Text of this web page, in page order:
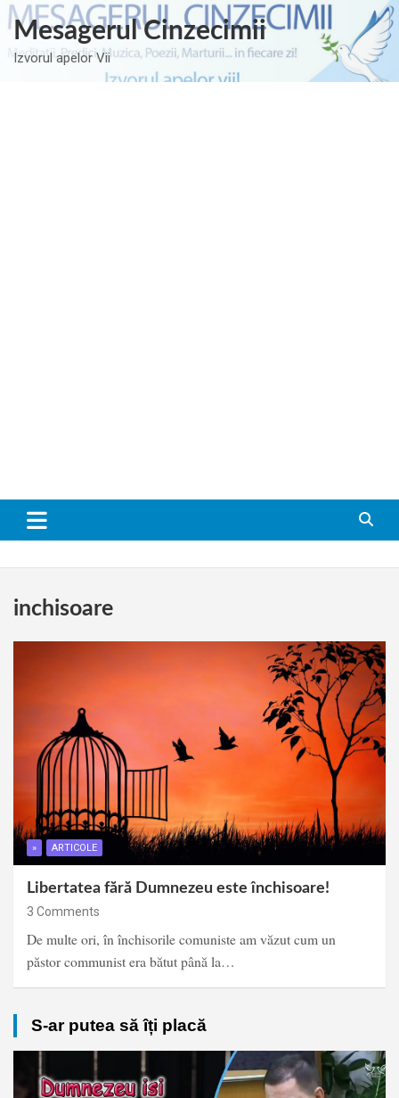
Skip
to
content
Mesagerul Cinzecimii
Izvorul apelor Vii
inchisoare
» ARTICOLE
Libertatea fără Dumnezeu este închisoare!
3 Comments
De multe ori, în închisorile comuniste am văzut cum un
păstor communist era bătut până la…
S-ar putea să îți placă